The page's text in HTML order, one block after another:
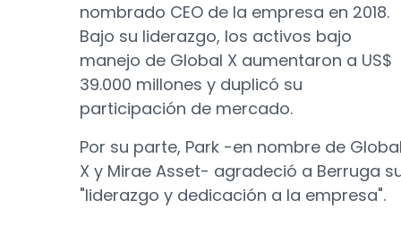
nombrado CEO de la empresa en 2018.
Bajo su liderazgo, los activos bajo
manejo de Global X aumentaron a US$
39.000 millones y duplicó su
participación de mercado.
Por su parte, Park -en nombre de
X y Mirae Asset- agradeció a Berruga
"liderazgo y dedicación a la empresa".